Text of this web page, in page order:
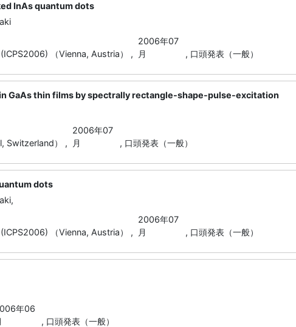
InAs quantum dots
（Vienna, Austria） ,
2006年07
月
, 口頭発表（一般）
GaAs thin films by spectrally rectangle-shape-pulse-excitation
Switzerland） ,
2006年07
月
, 口頭発表（一般）
dots
（Vienna, Austria） ,
2006年07
月
, 口頭発表（一般）
年06
, 口頭発表（一般）